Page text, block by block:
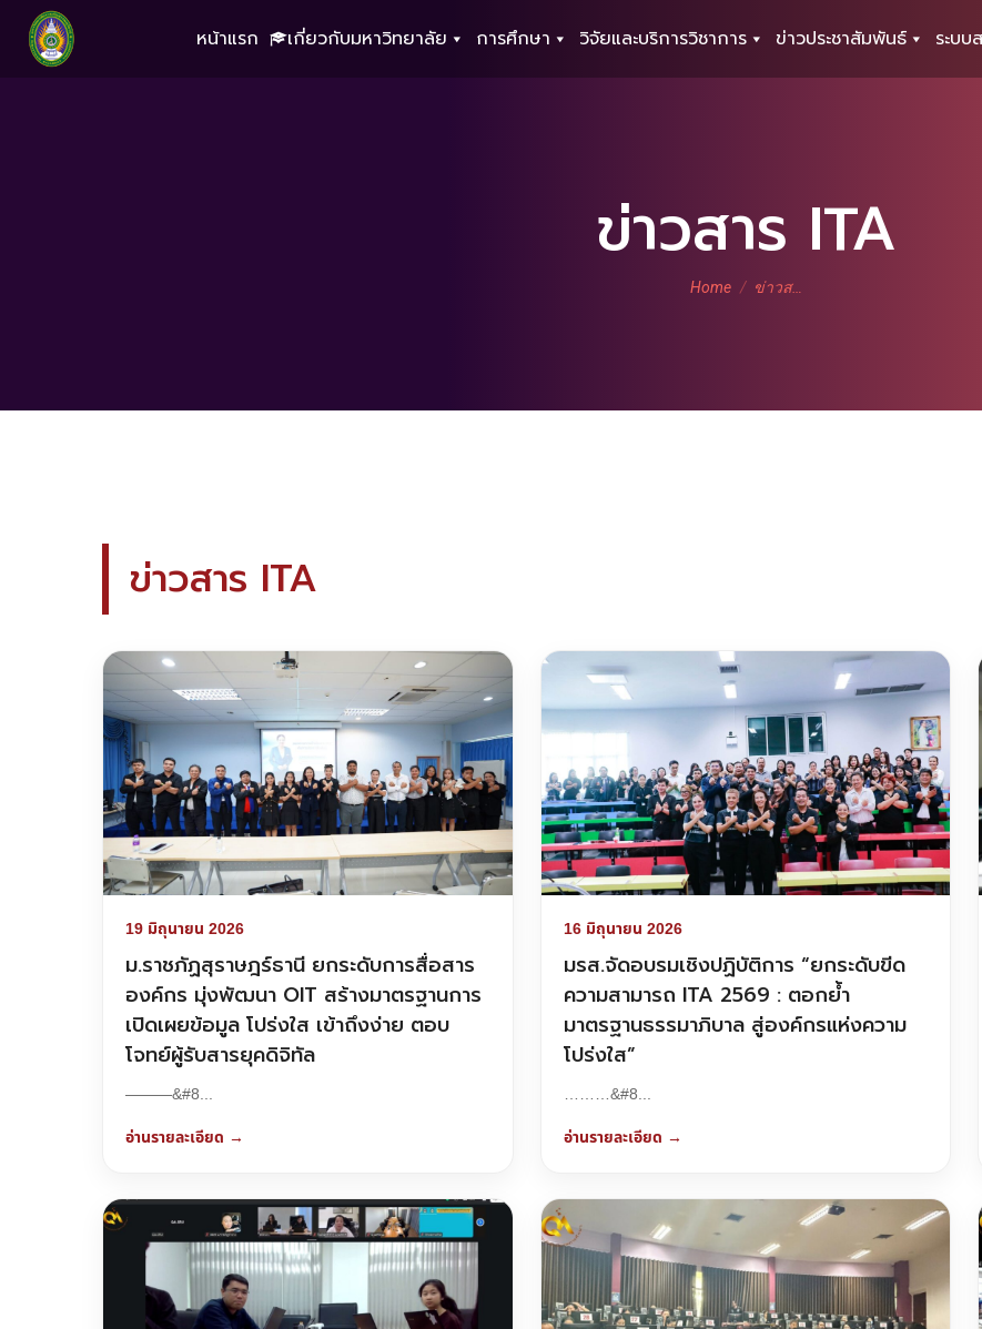
หน้าแรก เกี่ยวกับมหาวิทยาลัย การศึกษา วิจัยและบริการวิชาการ ข่าวประชาสัมพันธ์ ระบบ
ข่าวสาร ITA
You are here:
Home ข่าวส…
ข่าวสาร ITA
19 มิถุนายน 2026
ม.ราชภัฏสุราษฎร์ธานี ยกระดับการสื่อสาร
องค์กร มุ่งพัฒนา OIT สร้างมาตรฐานการ
เปิดเผยข้อมูล โปร่งใส เข้าถึงง่าย ตอบ
โจทย์ผู้รับสารยุคดิจิทัล
———&#8...
อ่านรายละเอียด →
16 มิถุนายน 2026
มรส.จัดอบรมเชิงปฏิบัติการ “ยกระดับขีด
ความสามารถ ITA 2569 : ตอกย้ำ
มาตรฐานธรรมาภิบาล สู่องค์กรแห่งความ
โปร่งใส”
………&#8...
อ่านรายละเอียด →